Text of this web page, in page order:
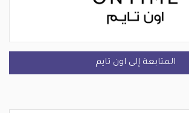
المتابعة إلى اون تايم